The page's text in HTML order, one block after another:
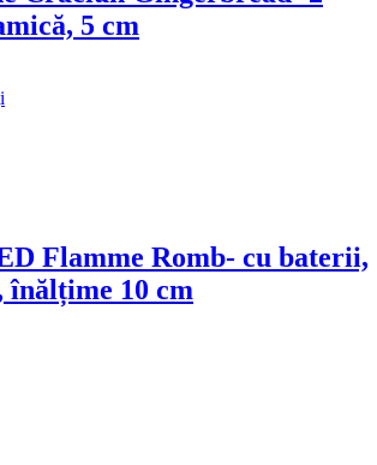
5 cm
Flamme Romb- cu baterii,
înălțime 10 cm